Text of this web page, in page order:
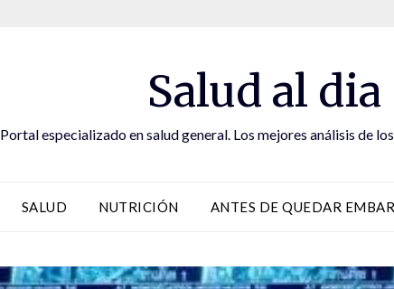
Salud al dia
Portal especializado en salud general. Los mejores análisis de
SALUD NUTRICIÓN ANTES DE QUEDAR